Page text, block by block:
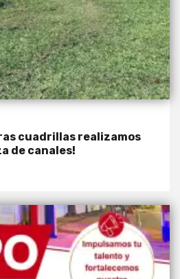
cuadrillas realizamos
de canales!